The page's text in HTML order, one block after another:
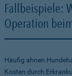
Fallbeispiele:
Operation
Häufig ahnen
Kosten durch